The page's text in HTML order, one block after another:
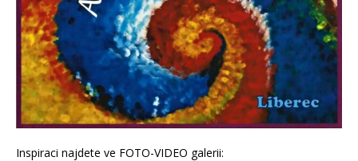
Inspiraci najdete ve FOTO-VIDEO galerii: